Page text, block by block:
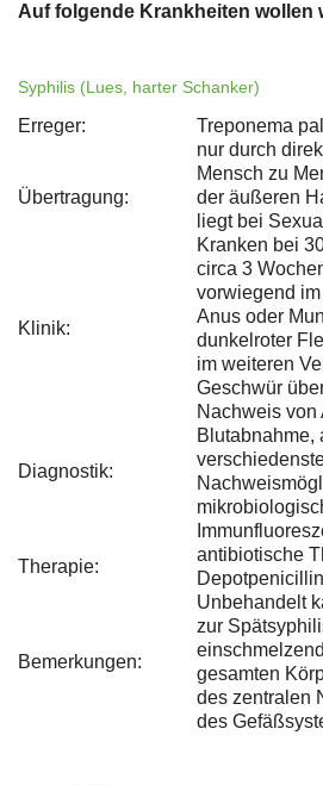
Auf folgende Krankheiten wollen
Syphilis (Lues, harter Schanker)
Erreger: Treponema
Übertragung:
nur durch
Mensch zu
der äußeren
liegt bei
Kranken bei
Klinik:
circa 3
vorwiegend
Anus oder
dunkelroter
im weiteren
Geschwür
Diagnostik:
Nachweis von
Blutabnahme,
Therapie:
antibiotische
Bemerkungen:
Unbehandelt
zur
gesamten
des zentralen
des